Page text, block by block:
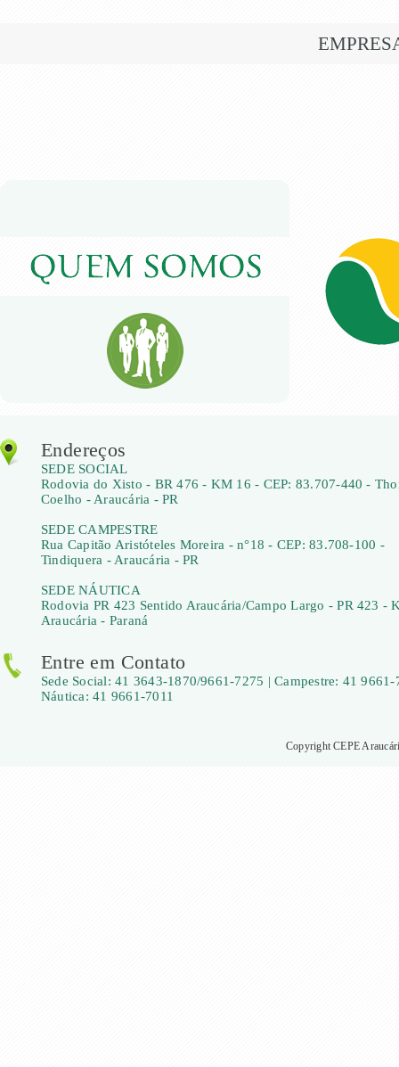
Endereços
SEDE SOCIAL
Rodovia do Xisto - BR 476 - KM 16 - CEP: 83.707-440 -
Coelho - Araucária - PR
SEDE CAMPESTRE
Rua Capitão Aristóteles Moreira - n°18 - CEP: 83.708-100 -
Tindiquera - Araucária - PR
SEDE NÁUTICA
Rodovia PR 423 Sentido Araucária/Campo Largo - PR 423 -
Araucária - Paraná
Entre em Contato
Sede Social: 41 3643-1870/9661-7275 | Campestre: 41 9661-
Náutica: 41 9661-7011
Copyright CEPE